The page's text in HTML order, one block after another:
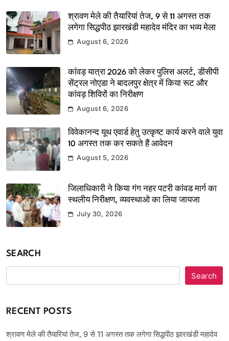
श्रावण मेले की तैयारियां तेज, 9 से 11 अगस्त तक
लगेगा सिद्धपीठ झारखंडी महादेव मंदिर का भव्य मेला
August 6, 2026
कांवड़ यात्रा 2026 को लेकर पुलिस अलर्ट, डीसीपी
सेंट्रल नोएडा ने बादलपुर क्षेत्र में किया रूट और
कांवड़ शिविरों का निरीक्षण
August 6, 2026
विवेकानन्द यूथ एवार्ड हेतु उत्कृष्ट कार्य करने वाले युवा
10 अगस्त तक कर सकते हैं आवेदन
August 5, 2026
जिलाधिकारी ने किया गंग नहर पटरी कांवड मार्ग का
स्थलीय निरीक्षण, व्यवस्थाओ का लिया जायजा
July 30, 2026
SEARCH
Search
RECENT POSTS
श्रावण मेले की तैयारियां तेज, 9 से 11 अगस्त तक लगेगा सिद्धपीठ झारखंडी महादेव